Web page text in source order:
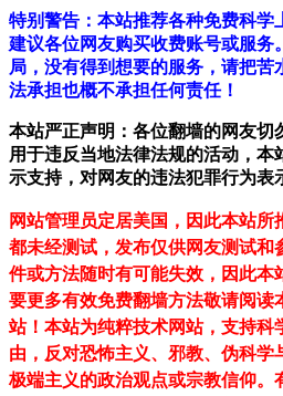
特别警告：本站推荐各种免费科学
建议各位网友购买收费账号或服务
局，没有得到想要的服务，请把苦
法承担也概不承担任何责任！
本站严正声明：各位翻墙的网友切
用于违反当地法律法规的活动，本
示支持，对网友的违法犯罪行为表
网站管理员定居美国，因此本站
都未经测试，发布仅供网友测试
件或方法随时有可能失效，因此本
要更多有效免费翻墙方法敬请阅读
站！ 本站为纯粹技术网站，支持科
由，反对恐怖主义、邪教、伪科学
极端主义的政治观点或宗教信仰。